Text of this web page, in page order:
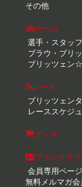
その他
チーム
選手・スタッフ
ブラウ・ブリ
ブリッツェン
レース
ブリッツェン
レーススケジ
グッズ
ファンクラブ
会員専用ページ
無料メルマガ